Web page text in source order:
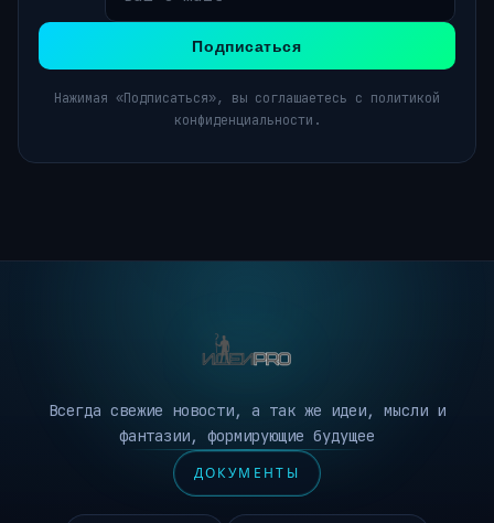
Подписаться
Нажимая «Подписаться», вы соглашаетесь с политикой
конфиденциальности.
Всегда свежие новости, а так же идеи, мысли и
фантазии, формирующие будущее
ДОКУМЕНТЫ